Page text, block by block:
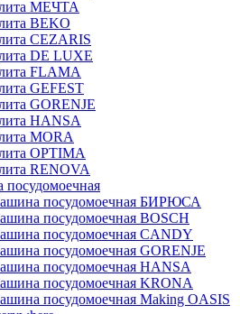
МЕЧТА
BEKO
CEZARIS
DE LUXE
FLAMA
GEFEST
GORENJE
HANSA
MORA
OPTIMA
RENOVA
посудомоечная БИРЮСА
посудомоечная BOSCH
посудомоечная CANDY
посудомоечная GORENJE
посудомоечная HANSA
посудомоечная KRONA
посудомоечная Making OASIS